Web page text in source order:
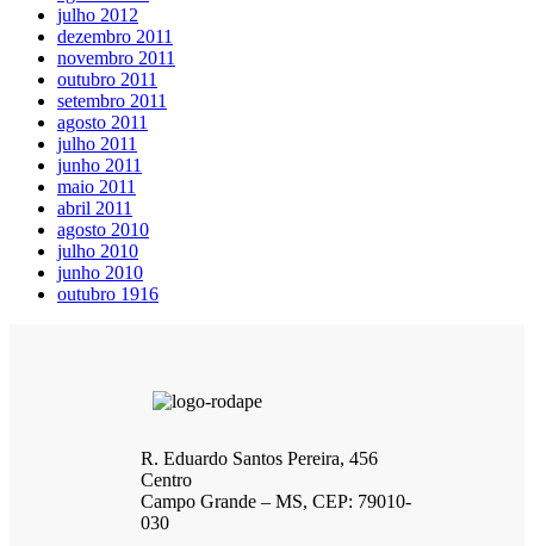
julho 2012
dezembro 2011
novembro 2011
outubro 2011
setembro 2011
agosto 2011
julho 2011
junho 2011
maio 2011
abril 2011
agosto 2010
julho 2010
junho 2010
outubro 1916
R. Eduardo Santos Pereira, 456
Centro
Campo Grande – MS, CEP: 79010-
030